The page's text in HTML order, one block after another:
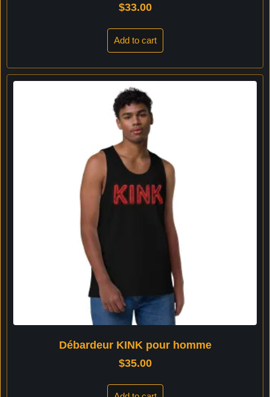
$33.00
Add to cart
Débardeur KINK pour homme
$35.00